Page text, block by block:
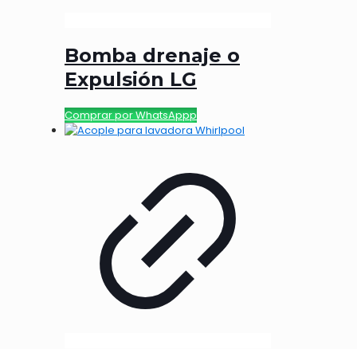
Bomba drenaje o
Expulsión LG
Comprar por WhatsAppp